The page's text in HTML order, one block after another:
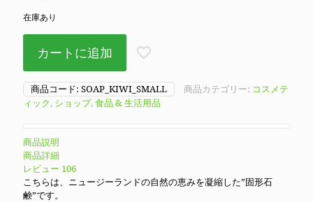
在庫あり
カートに追加
商品コード: SOAP_KIWI_SMALL 商品カテゴリー: コスメテ
ィック, ショップ,食品 & 生活用品
商品説明
商品詳細
レビュー 106
こちらは、ニュージーランドの自然の恵みを凝縮した”固形石
鹸”です。